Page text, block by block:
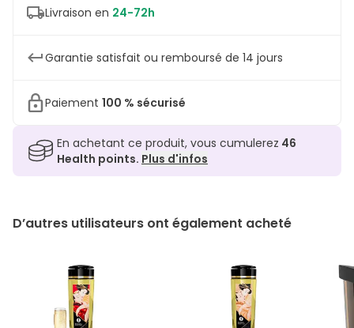
Livraison en 24-72h
Garantie satisfait ou remboursé de 14 jours
Paiement 100 % sécurisé
En achetant ce produit, vous cumulerez 46
Health points. Plus d'infos
D’autres utilisateurs ont également acheté